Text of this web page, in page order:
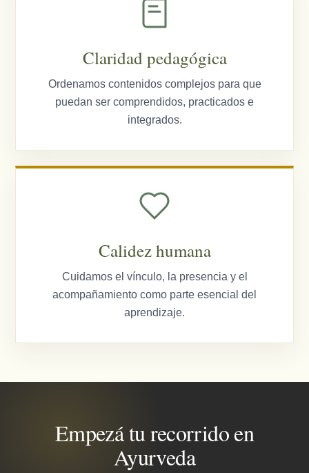
Claridad pedagógica
Ordenamos contenidos complejos para que
puedan ser comprendidos, practicados e
integrados.
Calidez humana
Cuidamos el vínculo, la presencia y el
acompañamiento como parte esencial del
aprendizaje.
Empezá tu recorrido en
Ayurveda